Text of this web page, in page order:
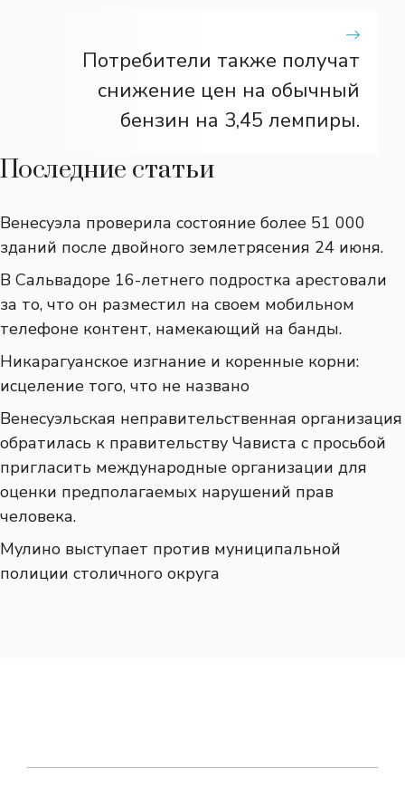
Потребители также получат
снижение цен на обычный
бензин на 3,45 лемпиры.
Последние статьи
Венесуэла проверила состояние более 51 000
зданий после двойного землетрясения 24 июня.
В Сальвадоре 16-летнего подростка арестовали
за то, что он разместил на своем мобильном
телефоне контент, намекающий на банды.
Никарагуанское изгнание и коренные корни:
исцеление того, что не названо
Венесуэльская неправительственная организация
обратилась к правительству Чависта с просьбой
пригласить международные организации для
оценки предполагаемых нарушений прав
человека.
Мулино выступает против муниципальной
полиции столичного округа